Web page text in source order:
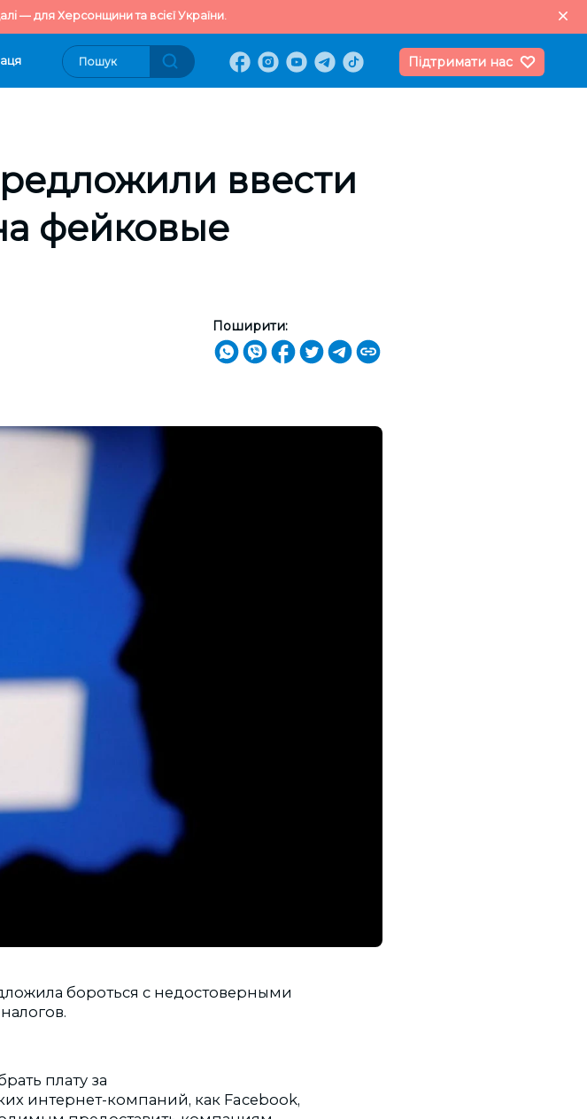
— для Херсонщини та всієї України.
Підтримати нас
ввести
фейковые
Поширити:
бороться с недостоверными
плату за
интернет-компаний, как Facebook,